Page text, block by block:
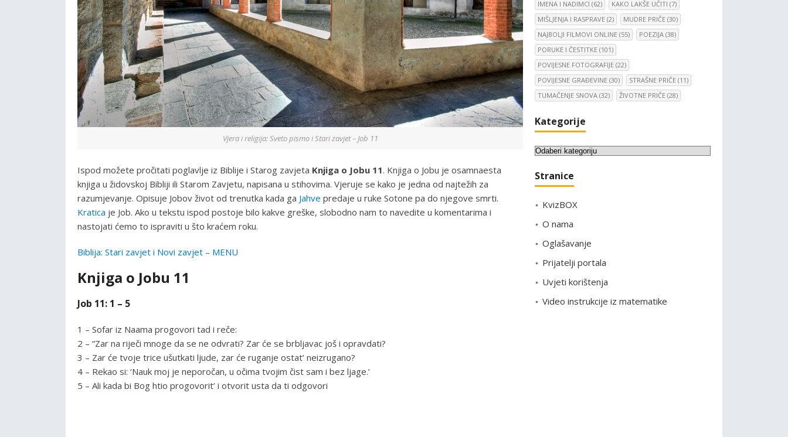
Vjera i religija: Sveto pismo i Stari zavjet – Job 11
Ispod možete pročitati poglavlje iz Biblije i Starog zavjeta Knjiga o Jobu 11. Knjiga o Jobu je osamnaesta
knjiga u židovskoj Bibliji ili Starom Zavjetu, napisana u stihovima. Vjeruje se kako je jedna od najtežih za
razumjevanje. Opisuje Jobov život od trenutka kada ga Jahve predaje u ruke Sotone pa do njegove smrti.
Kratica je Job. Ako u tekstu ispod postoje bilo kakve greške, slobodno nam to navedite u komentarima i
nastojati ćemo to ispraviti u što kraćem roku.
Biblija: Stari zavjet i Novi zavjet – MENU
Knjiga o Jobu 11
Job 11: 1 – 5
1 – Sofar iz Naama progovori tad i reče:
2 – “Zar na riječi mnoge da se ne odvrati? Zar će se brbljavac još i opravdati?
3 – Zar će tvoje trice ušutkati ljude, zar će ruganje ostat’ neizrugano?
4 – Rekao si: ‘Nauk moj je neporočan, u očima tvojim čist sam i bez ljage.’
5 – Ali kada bi Bog htio progovorit’ i otvorit usta da ti odgovori
IMENA I NADIMCI (62) KAKO LAKŠE UČITI (7)
MIŠLJENJA I RASPRAVE (2) MUDRE PRIČE (30)
NAJBOLJI FILMOVI ONLINE (55) POEZIJA (38)
PORUKE I ČESTITKE (101)
POVIJESNE FOTOGRAFIJE (22)
POVIJESNE GRAĐEVINE (30) STRAŠNE PRIČE (11)
TUMAČENJE SNOVA (32) ŽIVOTNE PRIČE (28)
Kategorije
K
t
g
o
i
j
Stranice
KvizBOX
O nama
Oglašavanje
Prijatelji portala
Uvjeti korištenja
Video instrukcije iz matematike